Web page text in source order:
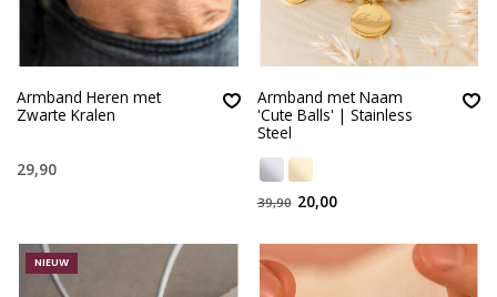
Armband Heren met
Zwarte Kralen
29,90
Armband met Naam
'Cute Balls' | Stainless
Steel
39,90 20,00
NIEUW